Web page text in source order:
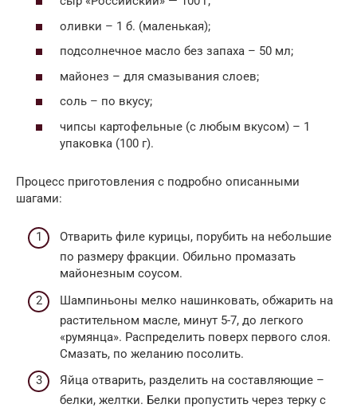
оливки – 1 б. (маленькая);
подсолнечное масло без запаха – 50 мл;
майонез – для смазывания слоев;
соль – по вкусу;
чипсы картофельные (с любым вкусом) – 1
упаковка (100 г).
Процесс приготовления с подробно описанными
шагами:
Отварить филе курицы, порубить на небольшие
по размеру фракции. Обильно промазать
майонезным соусом.
Шампиньоны мелко нашинковать, обжарить на
растительном масле, минут 5-7, до легкого
«румянца». Распределить поверх первого слоя.
Смазать, по желанию посолить.
Яйца отварить, разделить на составляющие –
белки, желтки. Белки пропустить через терку с